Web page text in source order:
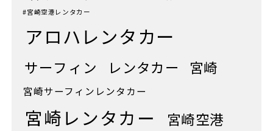
#宮崎空港レンタカー
アロハレンタカー
サーフィン レンタカー 宮崎
宮崎サーフィンレンタカー
宮崎レンタカー 宮崎空港